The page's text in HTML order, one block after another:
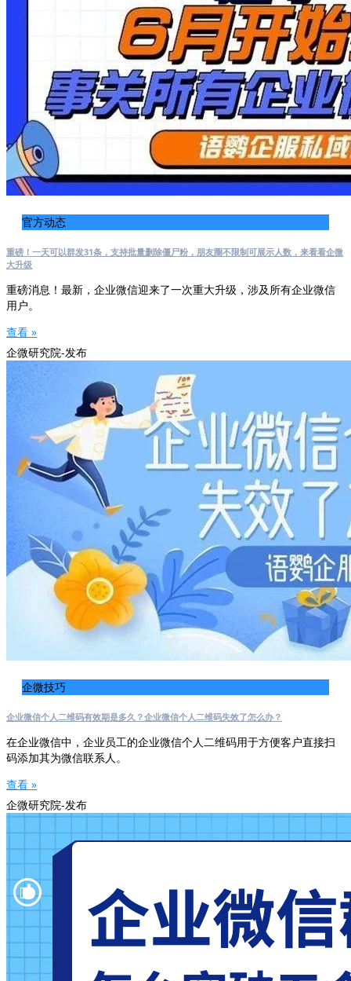
官方动态
重磅！一天可以群发31条，支持批量删除僵尸粉，朋友圈不限制可展示人数，来看看企微
大升级
重磅消息！最新，企业微信迎来了一次重大升级，涉及所有企业微信
用户。
查看 »
企微研究院-发布
企微技巧
企业微信个人二维码有效期是多久？企业微信个人二维码失效了怎么办？
在企业微信中，企业员工的企业微信个人二维码用于方便客户直接扫
码添加其为微信联系人。
查看 »
企微研究院-发布